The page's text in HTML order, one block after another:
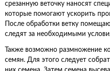
срезанную веточку наносят
которые помогают ускорить
После обработки ветку
следят за необходимыми
Также возможно размножение
семян. Для этого следует